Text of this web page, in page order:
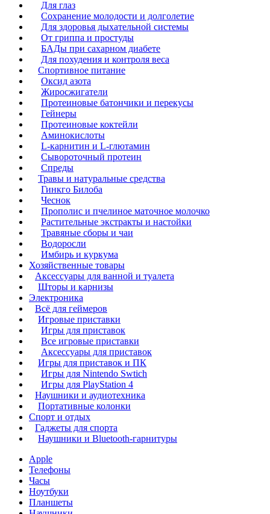
Для глаз
Сохранение молодости и долголетие
Для здоровья дыхательной системы
От гриппа и простуды
БАДы при сахарном диабете
Для похудения и контроля веса
Спортивное питание
Оксид азота
Жиросжигатели
Протеиновые батончики и перекусы
Гейнеры
Протеиновые коктейли
Аминокислоты
L-карнитин и L-глютамин
Сывороточный протеин
Спреды
Травы и натуральные средства
Гинкго Билоба
Чеснок
Прополис и пчелиное маточное молочко
Растительные экстракты и настойки
Травяные сборы и чаи
Водоросли
Имбирь и куркума
Хозяйственные товары
Аксессуары для ванной и туалета
Шторы и карнизы
Электроника
Всё для геймеров
Игровые приставки
Игры для приставок
Все игровые приставки
Аксессуары для приставок
Игры для приставок и ПК
Игры для Nintendo Swtich
Игры для PlayStation 4
Наушники и аудиотехника
Портативные колонки
Спорт и отдых
Гаджеты для спорта
Наушники и Bluetooth-гарнитуры
Apple
Телефоны
Часы
Ноутбуки
Планшеты